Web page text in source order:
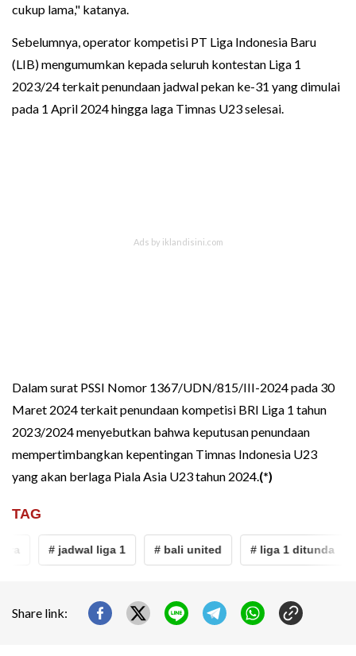
cukup lama," katanya.
Sebelumnya, operator kompetisi PT Liga Indonesia Baru
(LIB) mengumumkan kepada seluruh kontestan Liga 1
2023/24 terkait penundaan jadwal pekan ke-31 yang dimulai
pada 1 April 2024 hingga laga Timnas U23 selesai.
Dalam surat PSSI Nomor 1367/UDN/815/III-2024 pada 30
Maret 2024 terkait penundaan kompetisi BRI Liga 1 tahun
2023/2024 menyebutkan bahwa keputusan penundaan
mempertimbangkan kepentingan Timnas Indonesia U23
yang akan berlaga Piala Asia U23 tahun 2024.(*)
TAG
# jadwal liga 1 # bali united # liga 1 ditunda
Share link: